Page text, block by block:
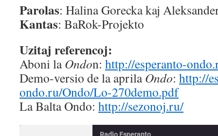
Parolas: Halina Gorecka kaj
Kantas: BaRok-Projekto
Uzitaj referencoj:
Aboni laOndon: http://esperanto-
Demo-versio de la aprilaOndo: http://
ondo.ru/Ondo/Lo-270demo.pdf
La Balta Ondo: http://sezonoj.ru/